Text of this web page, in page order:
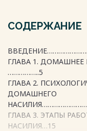
СОДЕРЖАНИЕ
ГЛАВА 1.
……………..5
ГЛАВА 2.
ДОМАШНЕГО
ГЛАВА 3. ЭТАПЫ
НАСИЛИЯ…15